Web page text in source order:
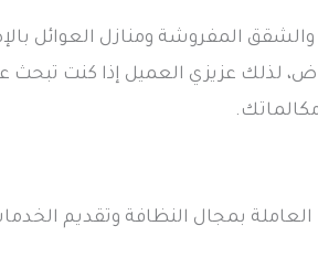
المفروشة ومنازل العوائل
لذلك عزيزي العميل إذا كنت
بمجال النظافة وتقديم